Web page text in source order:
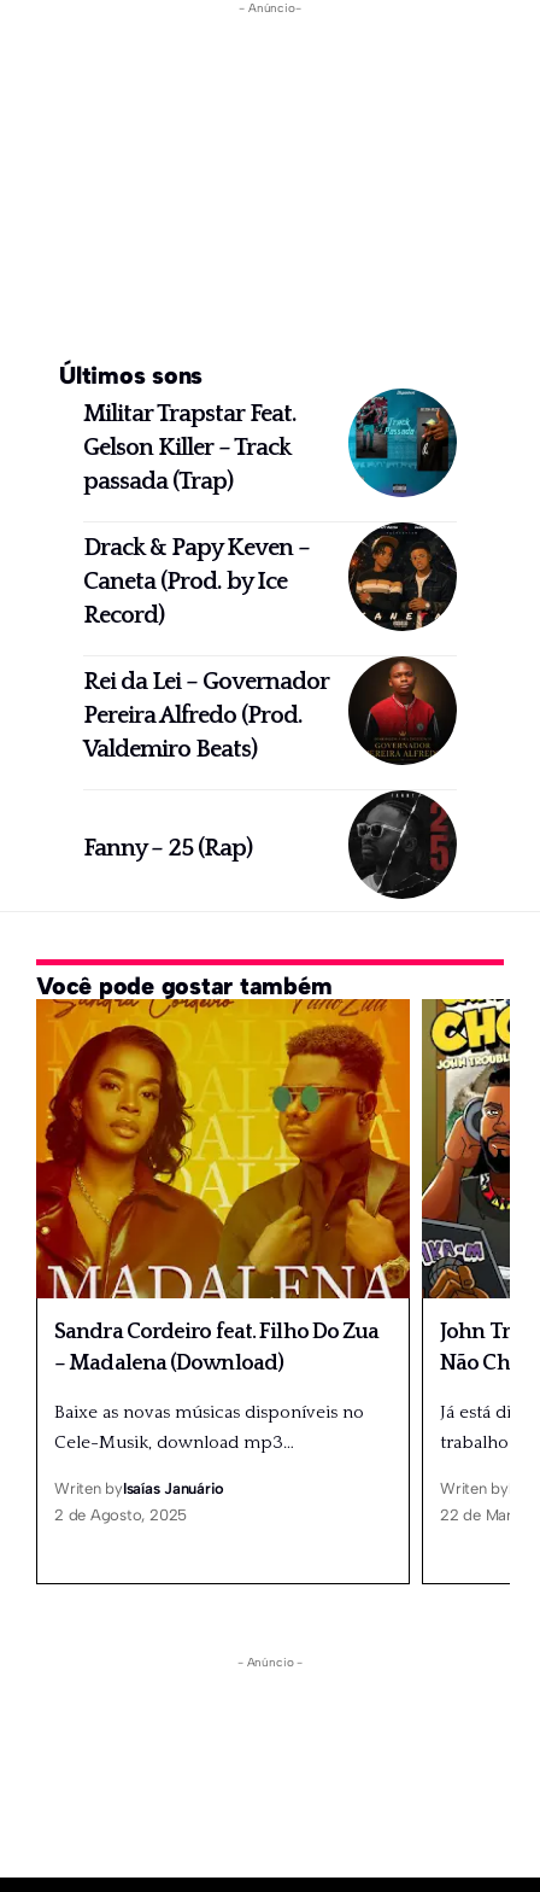
- Anúncio-
Últimos sons
Militar Trapstar Feat.
Gelson Killer – Track
passada (Trap)
Drack & Papy Keven –
Caneta (Prod. by Ice
Record)
Rei da Lei – Governador
Pereira Alfredo (Prod.
Valdemiro Beats)
Fanny – 25 (Rap)
Você pode gostar também
Sandra Cordeiro feat. Filho Do Zua
– Madalena (Download)
Baixe as novas músicas disponíveis no
Cele-Musik, download mp3…
Writen byIsaías Januário
2 de Agosto, 2025
John
Não
Já está
trabalho
Writen by
22 de Março,
- Anúncio -